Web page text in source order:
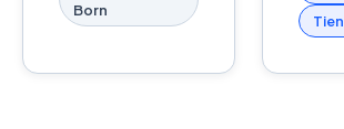
Born